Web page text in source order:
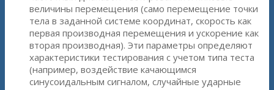
величины перемещения (само перемещение точки
тела в заданной системе координат, скорость как
первая производная перемещения и ускорение как
вторая производная). Эти параметры определяют
характеристики тестирования с учетом типа теста
(например, воздействие качающимся
синусоидальным сигналом, случайные ударные